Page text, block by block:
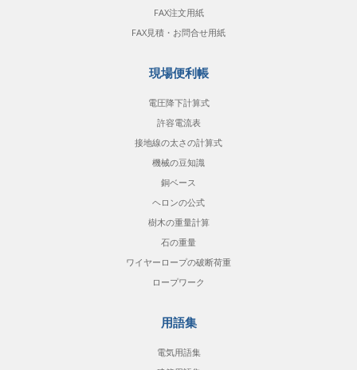
FAX注文用紙
FAX見積・お問合せ用紙
現場便利帳
電圧降下計算式
許容電流表
接地線の太さの計算式
機械の豆知識
銅ベース
ヘロンの公式
樹木の重量計算
石の重量
ワイヤーロープの破断荷重
ロープワーク
用語集
電気用語集